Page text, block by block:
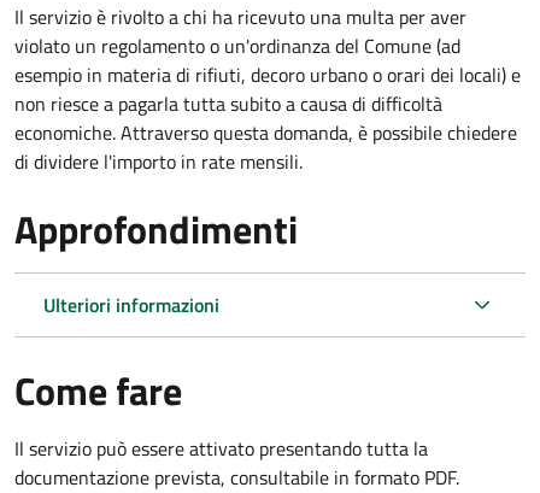
Il servizio è rivolto a chi ha ricevuto una multa per aver
violato un regolamento o un'ordinanza del Comune (ad
esempio in materia di rifiuti, decoro urbano o orari dei locali) e
non riesce a pagarla tutta subito a causa di difficoltà
economiche. Attraverso questa domanda, è possibile chiedere
di dividere l'importo in rate mensili.
Approfondimenti
Ulteriori informazioni
Come fare
Il servizio può essere attivato presentando tutta la
documentazione prevista, consultabile in formato PDF.